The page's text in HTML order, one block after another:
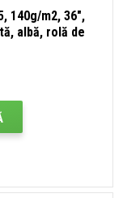
140g/m2, 36",
albă, rolă de